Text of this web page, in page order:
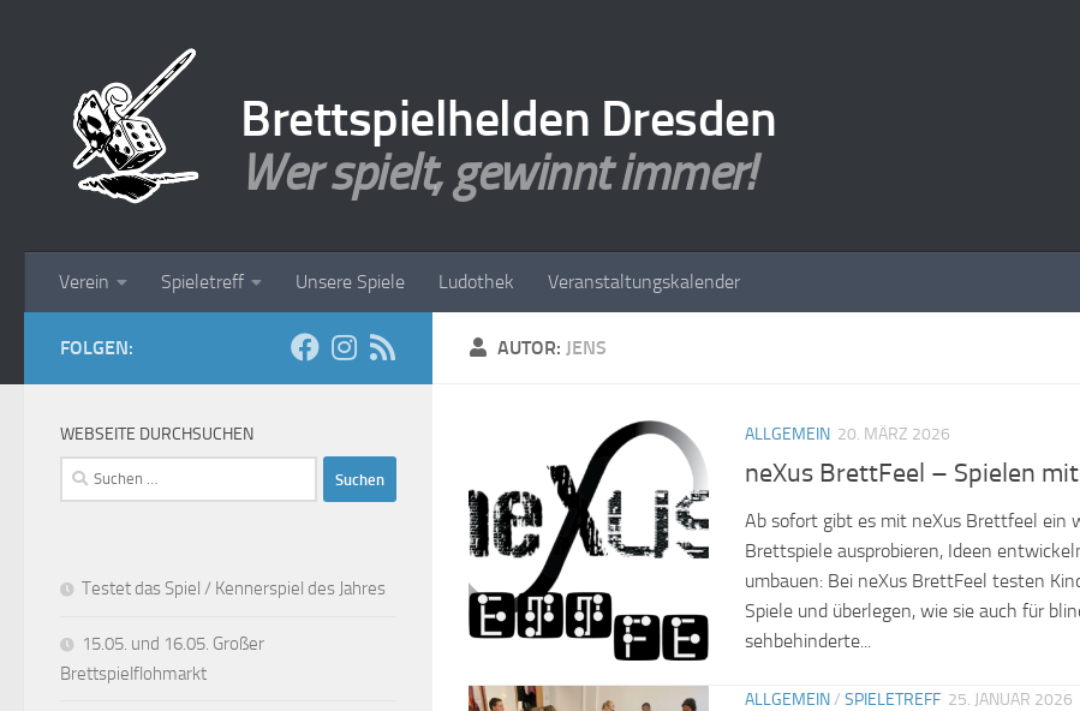
Brettspielhelden Dresden
Wer spielt, gewinnt immer!
Verein Spieletreff Unsere Spiele Ludothek Veranstaltungskalender
AUTOR: JENS
ALLGEMEIN 20. MÄRZ 2026
neXus BrettFeel – Spielen
Ab sofort gibt es mit neXus Brettfeel ein
Brettspiele ausprobieren, Ideen
umbauen: Bei neXus BrettFeel testen
Spiele und überlegen, wie sie auch für
sehbehinderte...
ALLGEMEIN/ SPIELETREFF 25. JANUAR 2026
FOLGEN:
WEBSEITE DURCHSUCHEN
Suchen
nach:
Testet das Spiel / Kennerspiel des Jahres
15.05. und 16.05. Großer
Brettspielflohmarkt